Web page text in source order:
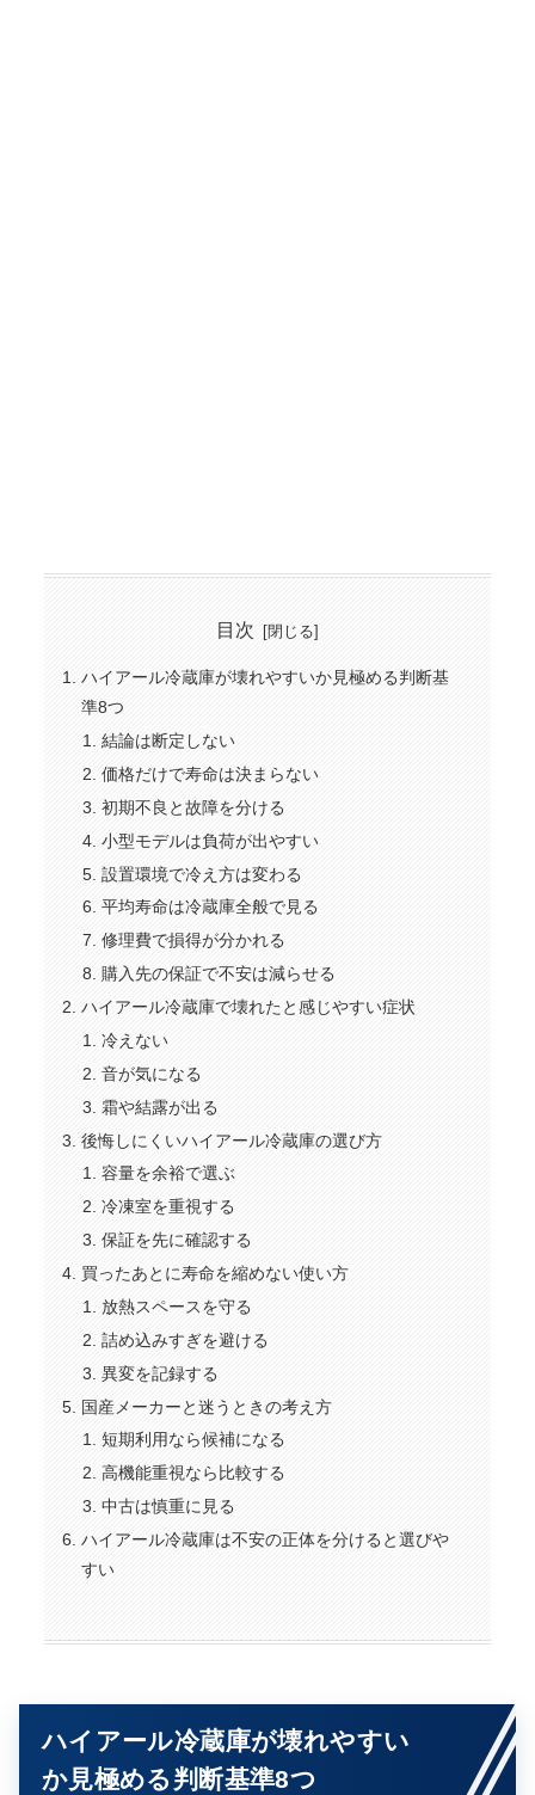
目次
ハイアール冷蔵庫が壊れやすいか見極める判断基
準8つ
結論は断定しない
価格だけで寿命は決まらない
初期不良と故障を分ける
小型モデルは負荷が出やすい
設置環境で冷え方は変わる
平均寿命は冷蔵庫全般で見る
修理費で損得が分かれる
購入先の保証で不安は減らせる
ハイアール冷蔵庫で壊れたと感じやすい症状
冷えない
音が気になる
霜や結露が出る
後悔しにくいハイアール冷蔵庫の選び方
容量を余裕で選ぶ
冷凍室を重視する
保証を先に確認する
買ったあとに寿命を縮めない使い方
放熱スペースを守る
詰め込みすぎを避ける
異変を記録する
国産メーカーと迷うときの考え方
短期利用なら候補になる
高機能重視なら比較する
中古は慎重に見る
ハイアール冷蔵庫は不安の正体を分けると選びや
すい
ハイアール冷蔵庫が壊れやすい
か見極める判断基準8つ